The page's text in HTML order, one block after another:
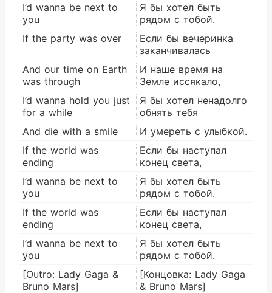
I’d wanna be next to
you
Я бы хотел быть
рядом с тобой.
If the party was over
Если бы вечеринка
заканчивалась
And our time on Earth
was through
И наше время на
Земле иссякало,
I’d wanna hold you just
for a while
Я бы хотел ненадолго
обнять тебя
And die with a smile
И умереть с улыбкой.
If the world was
ending
Если бы наступал
конец света,
I’d wanna be next to
you
Я бы хотел быть
рядом с тобой.
If the world was
ending
Если бы наступал
конец света,
I’d wanna be next to
you
Я бы хотел быть
рядом с тобой.
[Outro: Lady Gaga &
Bruno Mars]
[Концовка: Lady Gaga
& Bruno Mars]